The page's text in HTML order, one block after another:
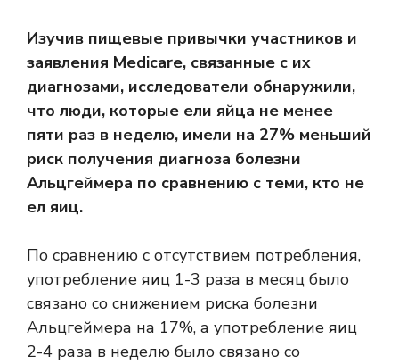
Изучив пищевые привычки участников и
заявления Medicare, связанные с их
диагнозами, исследователи обнаружили,
что люди, которые ели яйца не менее
пяти раз в неделю, имели на 27% меньший
риск получения диагноза болезни
Альцгеймера по сравнению с теми, кто не
ел яиц.
По сравнению с отсутствием потребления,
употребление яиц 1-3 раза в месяц было
связано со снижением риска болезни
Альцгеймера на 17%, а употребление яиц
2-4 раза в неделю было связано со